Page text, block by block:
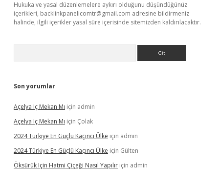
Hukuka ve yasal düzenlemelere aykırı olduğunu düşündüğünüz
içerikleri, backlinkpanelicomtr@gmail.com adresine bildirmeniz
halinde, ilgili içerikler yasal süre içerisinde sitemizden kaldırılacaktır.
Son yorumlar
Açelya Iç Mekan Mı için admin
Açelya Iç Mekan Mı için Çolak
2024 Türkiye En Güçlü Kaçıncı Ülke için admin
2024 Türkiye En Güçlü Kaçıncı Ülke için Gülten
Öksürük Için Hatmi Çiçeği Nasıl Yapılır için admin